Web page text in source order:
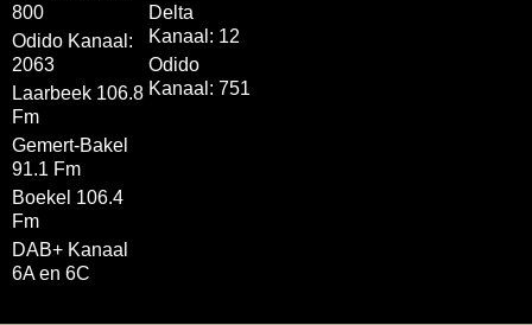
800
Odido Kanaal:
2063
Laarbeek 106.8
Fm
Gemert-Bakel
91.1 Fm
Boekel 106.4
Fm
DAB+ Kanaal
6A en 6C
Delta
Kanaal: 12
Odido
Kanaal: 751